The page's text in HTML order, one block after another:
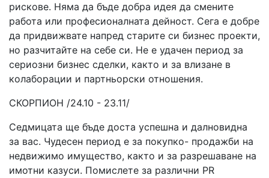
рискове. Няма да бъде добра идея да смените
работа или професионалната дейност. Сега е добре
да придвижвате напред старите си бизнес проекти,
но разчитайте на себе си. Не е удачен период за
сериозни бизнес сделки, както и за влизане в
колаборации и партньорски отношения.
СКОРПИОН /24.10 - 23.11/
Седмицата ще бъде доста успешна и далновидна
за вас. Чудесен период е за покупко- продажби на
недвижимо имущество, както и за разрешаване на
имотни казуси. Помислете за различни PR